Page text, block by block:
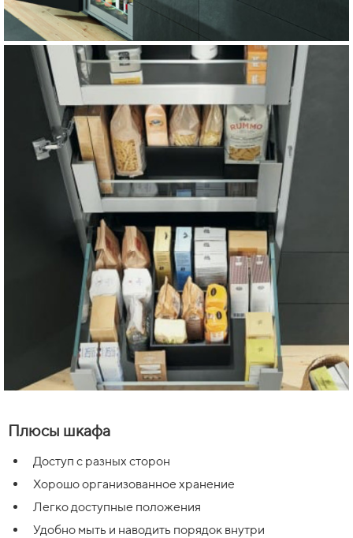
Плюсы шкафа
Доступ с разных сторон
Хорошо организованное хранение
Легко доступные положения
Удобно мыть и наводить порядок внутри